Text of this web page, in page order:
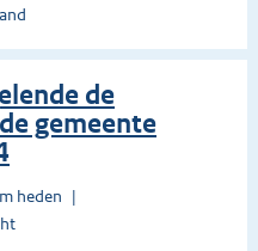
de
gemeente
heden